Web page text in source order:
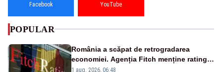
Facebook YouTube
POPULAR
România a scăpat de retrogradarea
economiei. Agenția Fitch menține ratingul
„BBB-” cu perspectivă negativă
1 aug. 2026, 06:48